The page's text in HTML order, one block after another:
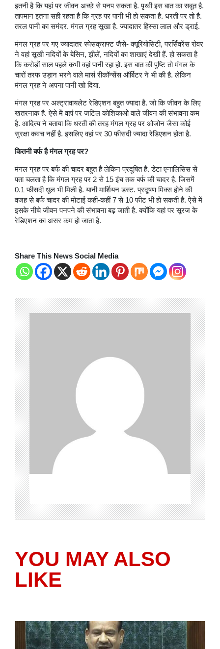
इतनी है कि यहां पर जीवन अच्छे से पनप सकता है. पृथ्वी इस बात का सबूत है.
तापमान इतना सही रहता है कि ग्रह पर पानी भी हो सकता है. धरती पर तो है.
तरल पानी का समंदर. मंगल ग्रह सूखा है. ज्यादातर हिस्सा लाल और ड्राई.
मंगल ग्रह पर गए ज्यादातर स्पेसक्राफ्ट जैसे- क्यूरियोसिटी, परर्सिवरेंस रोवर
ने वहां सूखी नदियों के बेसिन, झीलें, नदियों का शाखाएं देखी हैं. हो सकता है
कि करोड़ों साल पहले कभी वहां पानी रहा हो. इस बात की पुष्टि तो मंगल के
चारों तरफ उड़ान भरने वाले मार्स रीकॉन्सेंस ऑर्बिटर ने भी की है. लेकिन
मंगल ग्रह ने अपना पानी खो दिया.
मंगल ग्रह पर अल्ट्रावायलेट रेडिएशन बहुत ज्यादा है. जो कि जीवन के लिए
खतरनाक है. ऐसे में वहां पर जटिल कोशिकाओं वाले जीवन की संभावना कम
है. आदित्य ने बताया कि धरती की तरह मंगल ग्रह पर ओजोन जैसा कोई
सुरक्षा कवच नहीं है. इसलिए वहां पर 30 फीसदी ज्यादा रेडिएशन होता है.
कितनी बर्फ है मंगल ग्रह पर?
मंगल ग्रह पर बर्फ की चादर बहुत है लेकिन प्रदूषित है. डेटा एनालिसिस से
पता चलता है कि मंगल ग्रह पर 2 से 15 इंच तक बर्फ की चादर है. जिसमें
0.1 फीसदी धूल भी मिली है. यानी मार्शियन डस्ट. प्रदूषण मिक्स होने की
वजह से बर्फ चादर की मोटाई कहीं-कहीं 7 से 10 फीट भी हो सकती है. ऐसे में
इसके नीचे जीवन पनपने की संभावना बढ़ जाती है. क्योंकि यहां पर सूरज के
रेडिएशन का असर कम हो जाता है.
Share This News Social Media
YOU MAY ALSO
LIKE